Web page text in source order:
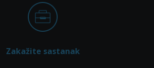
Zakažite sastanak